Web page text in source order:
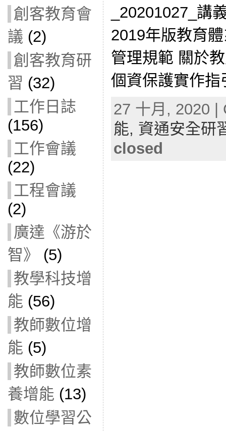
創客教育會
議 (2)
創客教育研
習 (32)
工作日誌
(156)
工作會議
(22)
工程會議
(2)
廣達《游於
智》
(5)
教學科技增
能 (56)
教師數位增
能 (5)
教師數位素
養增能 (13)
數位學習公
_20201027_講
2019年版教育
管理規範 關於
個資保護實作指
27 十月, 2020
能, 資通安全研
closed